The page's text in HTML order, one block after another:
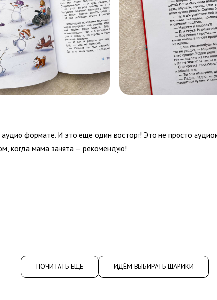
формате. И это еще один восторг! Это не просто
когда мама занята — рекомендую!
ПОЧИТАТЬ ЕЩЕ ИДЁМ ВЫБИРАТЬ ШАРИКИ